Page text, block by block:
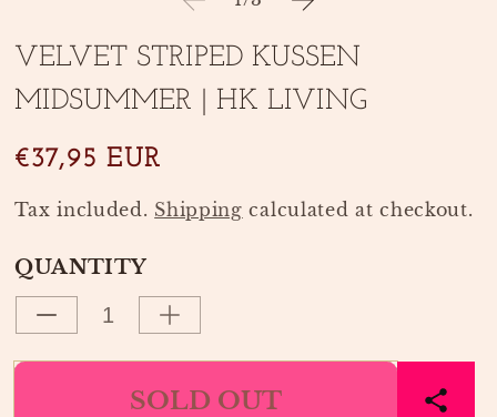
modal
2
modal
VELVET STRIPED KUSSEN
MIDSUMMER | HK LIVING
€37,95 EUR
Tax included. Shipping calculated at checkout.
QUANTITY
Decrease
VELVET
Increase
VELVET
SOLD OUT